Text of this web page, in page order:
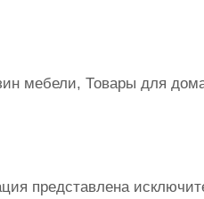
мебели, Товары для
представлена